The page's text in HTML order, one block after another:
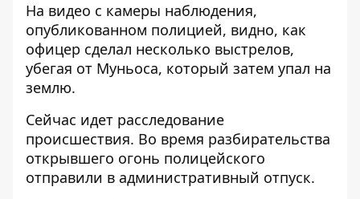
На видео с камеры наблюдения,
опубликованном полицией, видно, как
офицер сделал несколько выстрелов,
убегая от Муньоса, который затем упал на
землю.
Сейчас идет расследование
происшествия. Во время разбирательства
открывшего огонь полицейского
отправили в административный отпуск.